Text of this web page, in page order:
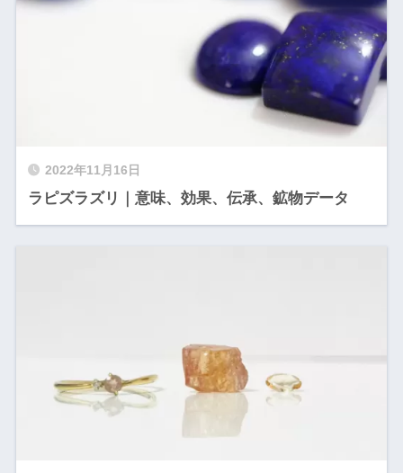
2022年11月16日
ラピズラズリ｜意味、効果、伝承、鉱物データ